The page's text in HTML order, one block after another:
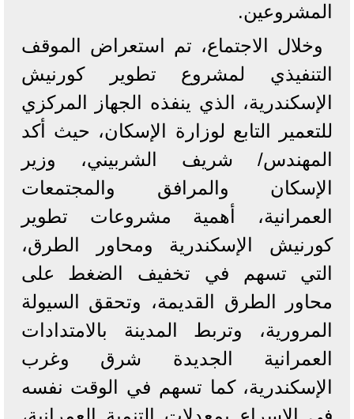
المشروعين.
وخلال الاجتماع، تم استعراض الموقف
التنفيذي لمشروع تطوير كورنيش
الإسكندرية، الذي ينفذه الجهاز المركزي
للتعمير التابع لوزارة الإسكان، حيث أكد
المهندس/ شريف الشربيني، وزير
الإسكان والمرافق والمجتمعات
العمرانية، أهمية مشروعات تطوير
كورنيش الإسكندرية ومحاور الطرق،
التي تسهم في تخفيف الضغط على
محاور الطرق القديمة، وتحقق السيولة
المرورية، وتربط المدينة بالامتدادات
العمرانية الجديدة شرق وغرب
الإسكندرية، كما تسهم في الوقت نفسه